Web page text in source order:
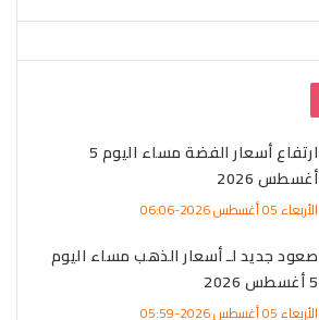
ارتفاع أسعار الفضة مساء اليوم 5
أغسطس 2026
الأربعاء 05 أغسطس 2026-06:06
صعود جديد لـ أسعار الذهب مساء اليوم
5 أغسطس 2026
الأربعاء 05 أغسطس 2026-05:59